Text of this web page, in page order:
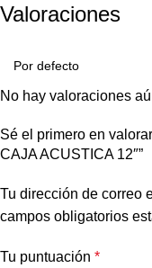
Valoraciones
No hay valoraciones
Sé el primero en
CAJA ACUSTICA 12″”
Tu dirección de correo
campos obligatorios
Tu puntuación *